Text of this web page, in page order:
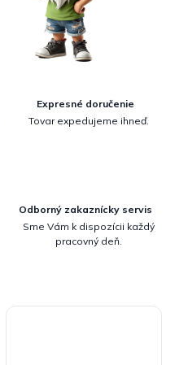
Expresné doručenie
Tovar expedujeme ihneď.
Odborný zakaznícky servis
Sme Vám k dispozícii každý
pracovný deň.